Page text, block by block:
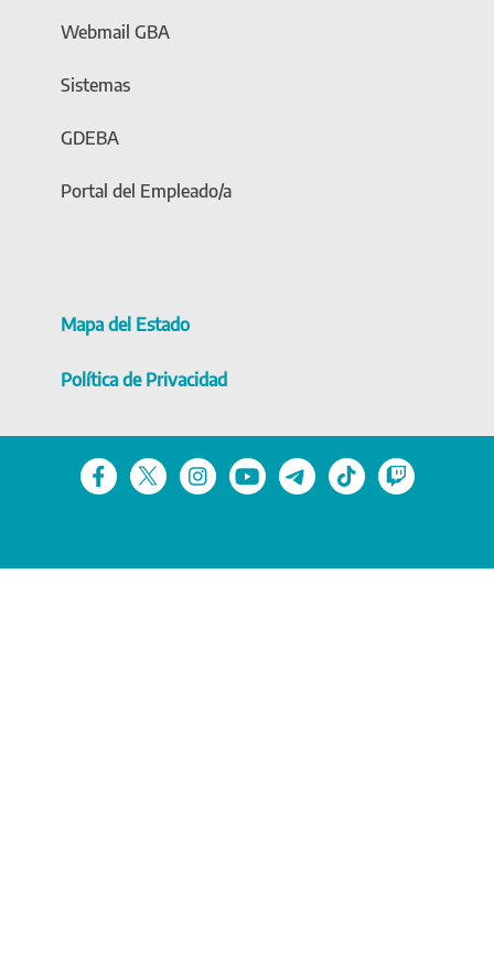
Webmail GBA
Sistemas
GDEBA
Portal del Empleado/a
Mapa del Estado
Política de Privacidad